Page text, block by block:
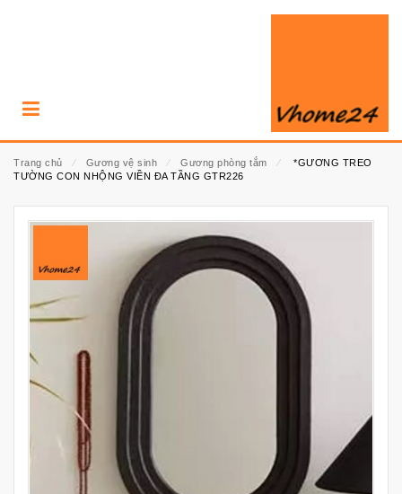
Trang chủ ⁄ Gương vệ sinh ⁄ Gương phòng tắm ⁄
*GƯƠNG TREO
TƯỜNG CON NHỘNG VIỀN ĐA TẦNG GTR226